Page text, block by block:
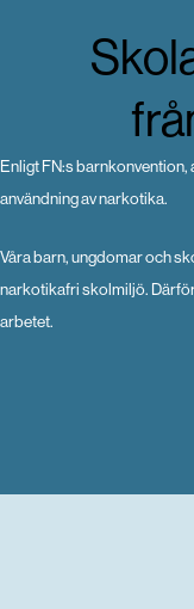
Enligt FN:s
användning av narkotika.
Våra barn, ungdomar och
narkotikafri skolmiljö.
arbetet.